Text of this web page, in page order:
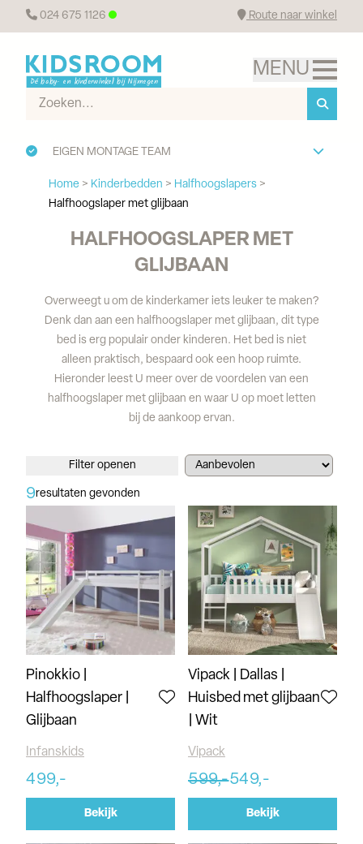
024 675 1126 Route naar winkel
EIGEN MONTAGE TEAM
Home > Kinderbedden > Halfhoogslapers >
Halfhoogslaper met glijbaan
HALFHOOGSLAPER MET
GLIJBAAN
Overweegt u om de kinderkamer iets leuker te maken?
Denk dan aan een halfhoogslaper met glijbaan, dit type
bed is erg populair onder kinderen. Het bed is niet
alleen praktisch, bespaard ook een hoop ruimte.
Hieronder leest U meer over de voordelen van een
halfhoogslaper met glijbaan en waar U op moet letten
bij de aankoop ervan.
9resultaten gevonden
Filter openen
Pinokkio |
Halfhoogslaper |
Glijbaan
Infanskids
499,-
Bekijk
Vipack | Dallas |
Huisbed met glijbaan
| Wit
Vipack
599,-549,-
Bekijk